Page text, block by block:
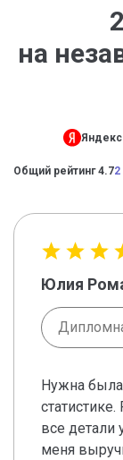
на
Яндекс
Общий рейтинг 4.7
Юлия
Нужна
все детали
меня